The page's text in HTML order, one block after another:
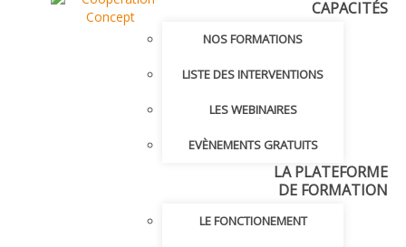
CAPACITÉS
NOS FORMATIONS
LISTE DES INTERVENTIONS
LES WEBINAIRES
EVÈNEMENTS GRATUITS
LA PLATEFORME
DE FORMATION
LE FONCTIONEMENT